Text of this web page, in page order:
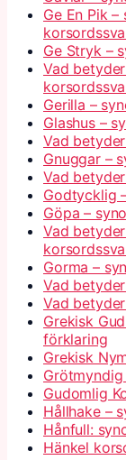
Ge En Pik
Ge Stryk –
Vad
Gerilla –
Glashus –
Vad
Gnuggar –
Vad
Godtycklig
Göpa –
Vad
Gorma –
Vad
Vad
Grekisk
förklaring
Grekisk
Gudomlig
Hållhake –
Hånfull:
Hänkel